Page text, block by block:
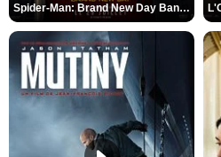
Spider-Man: Brand New Day Bande-annonce VO STFR